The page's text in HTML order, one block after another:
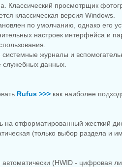
Классический просмотрщик
классическая версия Windows.
по умолчанию, однако его
настроек интерфейса и
журналы и
данных.
Rufus >>> как наиболее
на отформатированный жесткий
(только выбор раздела и
автоматически (HWID - цифровая